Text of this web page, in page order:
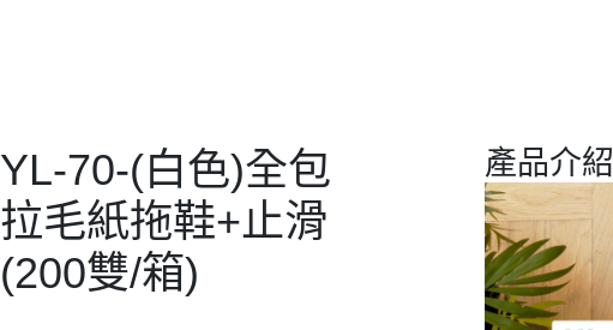
YL-70-(白色)全包
拉毛紙拖鞋+止滑
(200雙/箱)
產品介紹